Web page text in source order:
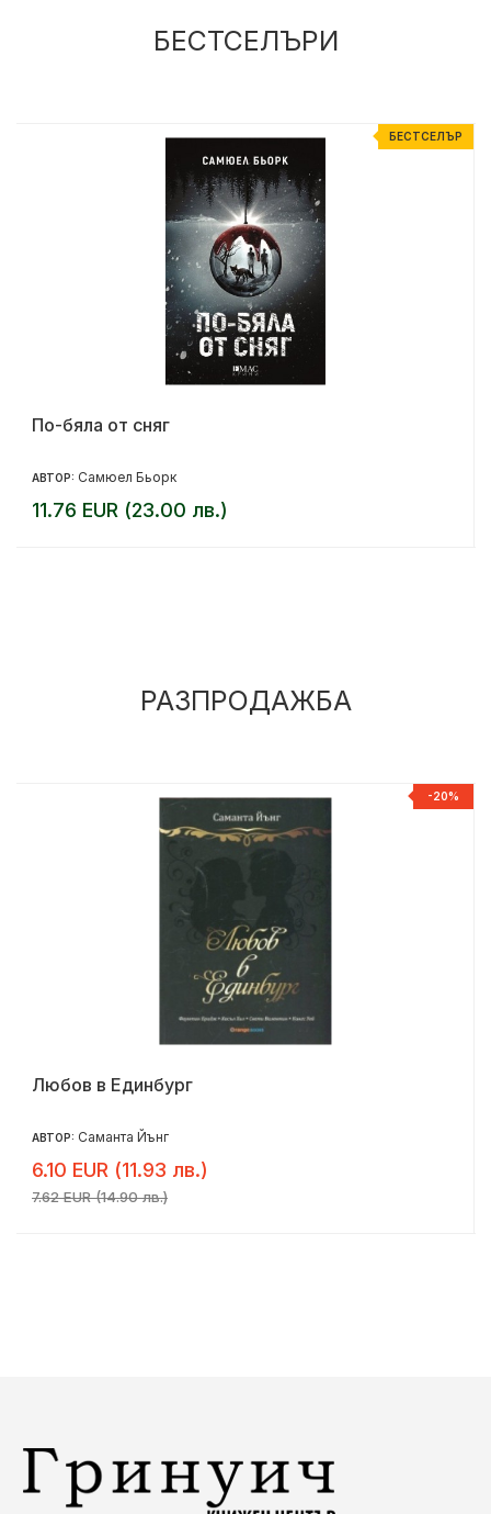
БЕСТСЕЛЪРИ
БЕСТСЕЛЪР
По-бяла от сняг
АВТОР: Самюел Бьорк
11.76 EUR (23.00 лв.)
РАЗПРОДАЖБА
-20%
Любов в Единбург
АВТОР: Саманта Йънг
6.10 EUR (11.93 лв.)
7.62 EUR (14.90 лв.)